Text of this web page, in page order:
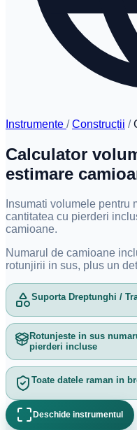
Instrumente / Construcții /
Calculator
estimare
Insumati volumele pentru
cantitatea cu pierderi
camioane.
Numarul de camioane
rotunjirii in sus, plus un
Suporta Dreptunghi /
Rotunjeste in sus
pierderi incluse
Toate datele raman in
Deschide instrumentul